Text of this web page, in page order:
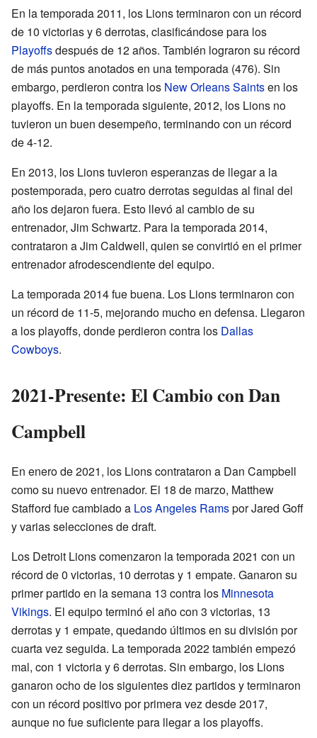
En la temporada 2011, los Lions terminaron con un récord
de 10 victorias y 6 derrotas, clasificándose para los
Playoffsdespués de 12 años. También lograron su récord
de más puntos anotados en una temporada (476). Sin
embargo, perdieron contra los New Orleans Saintsen los
playoffs. En la temporada siguiente, 2012, los Lions no
tuvieron un buen desempeño, terminando con un récord
de 4-12.
En 2013, los Lions tuvieron esperanzas de llegar a la
postemporada, pero cuatro derrotas seguidas al final del
año los dejaron fuera. Esto llevó al cambio de su
entrenador, Jim Schwartz. Para la temporada 2014,
contrataron a Jim Caldwell, quien se convirtió en el primer
entrenador afrodescendiente del equipo.
La temporada 2014 fue buena. Los Lions terminaron con
un récord de 11-5, mejorando mucho en defensa. Llegaron
a los playoffs, donde perdieron contra los Dallas
Cowboys.
2021-Presente: El Cambio con Dan
Campbell
En enero de 2021, los Lions contrataron a Dan Campbell
como su nuevo entrenador. El 18 de marzo, Matthew
Stafford fue cambiado a Los Angeles Ramspor Jared Goff
y varias selecciones de draft.
Los Detroit Lions comenzaron la temporada 2021 con un
récord de 0 victorias, 10 derrotas y 1 empate. Ganaron su
primer partido en la semana 13 contra los Minnesota
Vikings. El equipo terminó el año con 3 victorias, 13
derrotas y 1 empate, quedando últimos en su división por
cuarta vez seguida. La temporada 2022 también empezó
mal, con 1 victoria y 6 derrotas. Sin embargo, los Lions
ganaron ocho de los siguientes diez partidos y terminaron
con un récord positivo por primera vez desde 2017,
aunque no fue suficiente para llegar a los playoffs.